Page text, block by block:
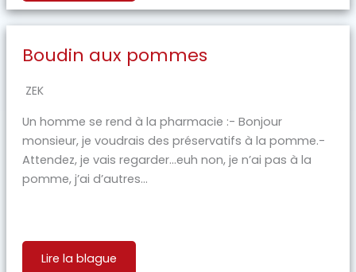
Boudin aux pommes
ZEK
Un homme se rend à la pharmacie :- Bonjour
monsieur, je voudrais des préservatifs à la pomme.-
Attendez, je vais regarder…euh non, je n’ai pas à la
pomme, j’ai d’autres...
Lire la blague